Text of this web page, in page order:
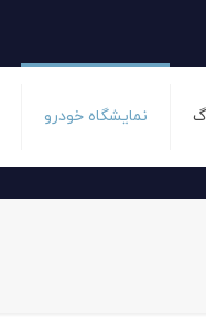
نمایشگاه خودرو